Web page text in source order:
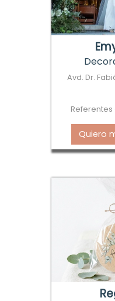
Avd. Dr.
Quiero